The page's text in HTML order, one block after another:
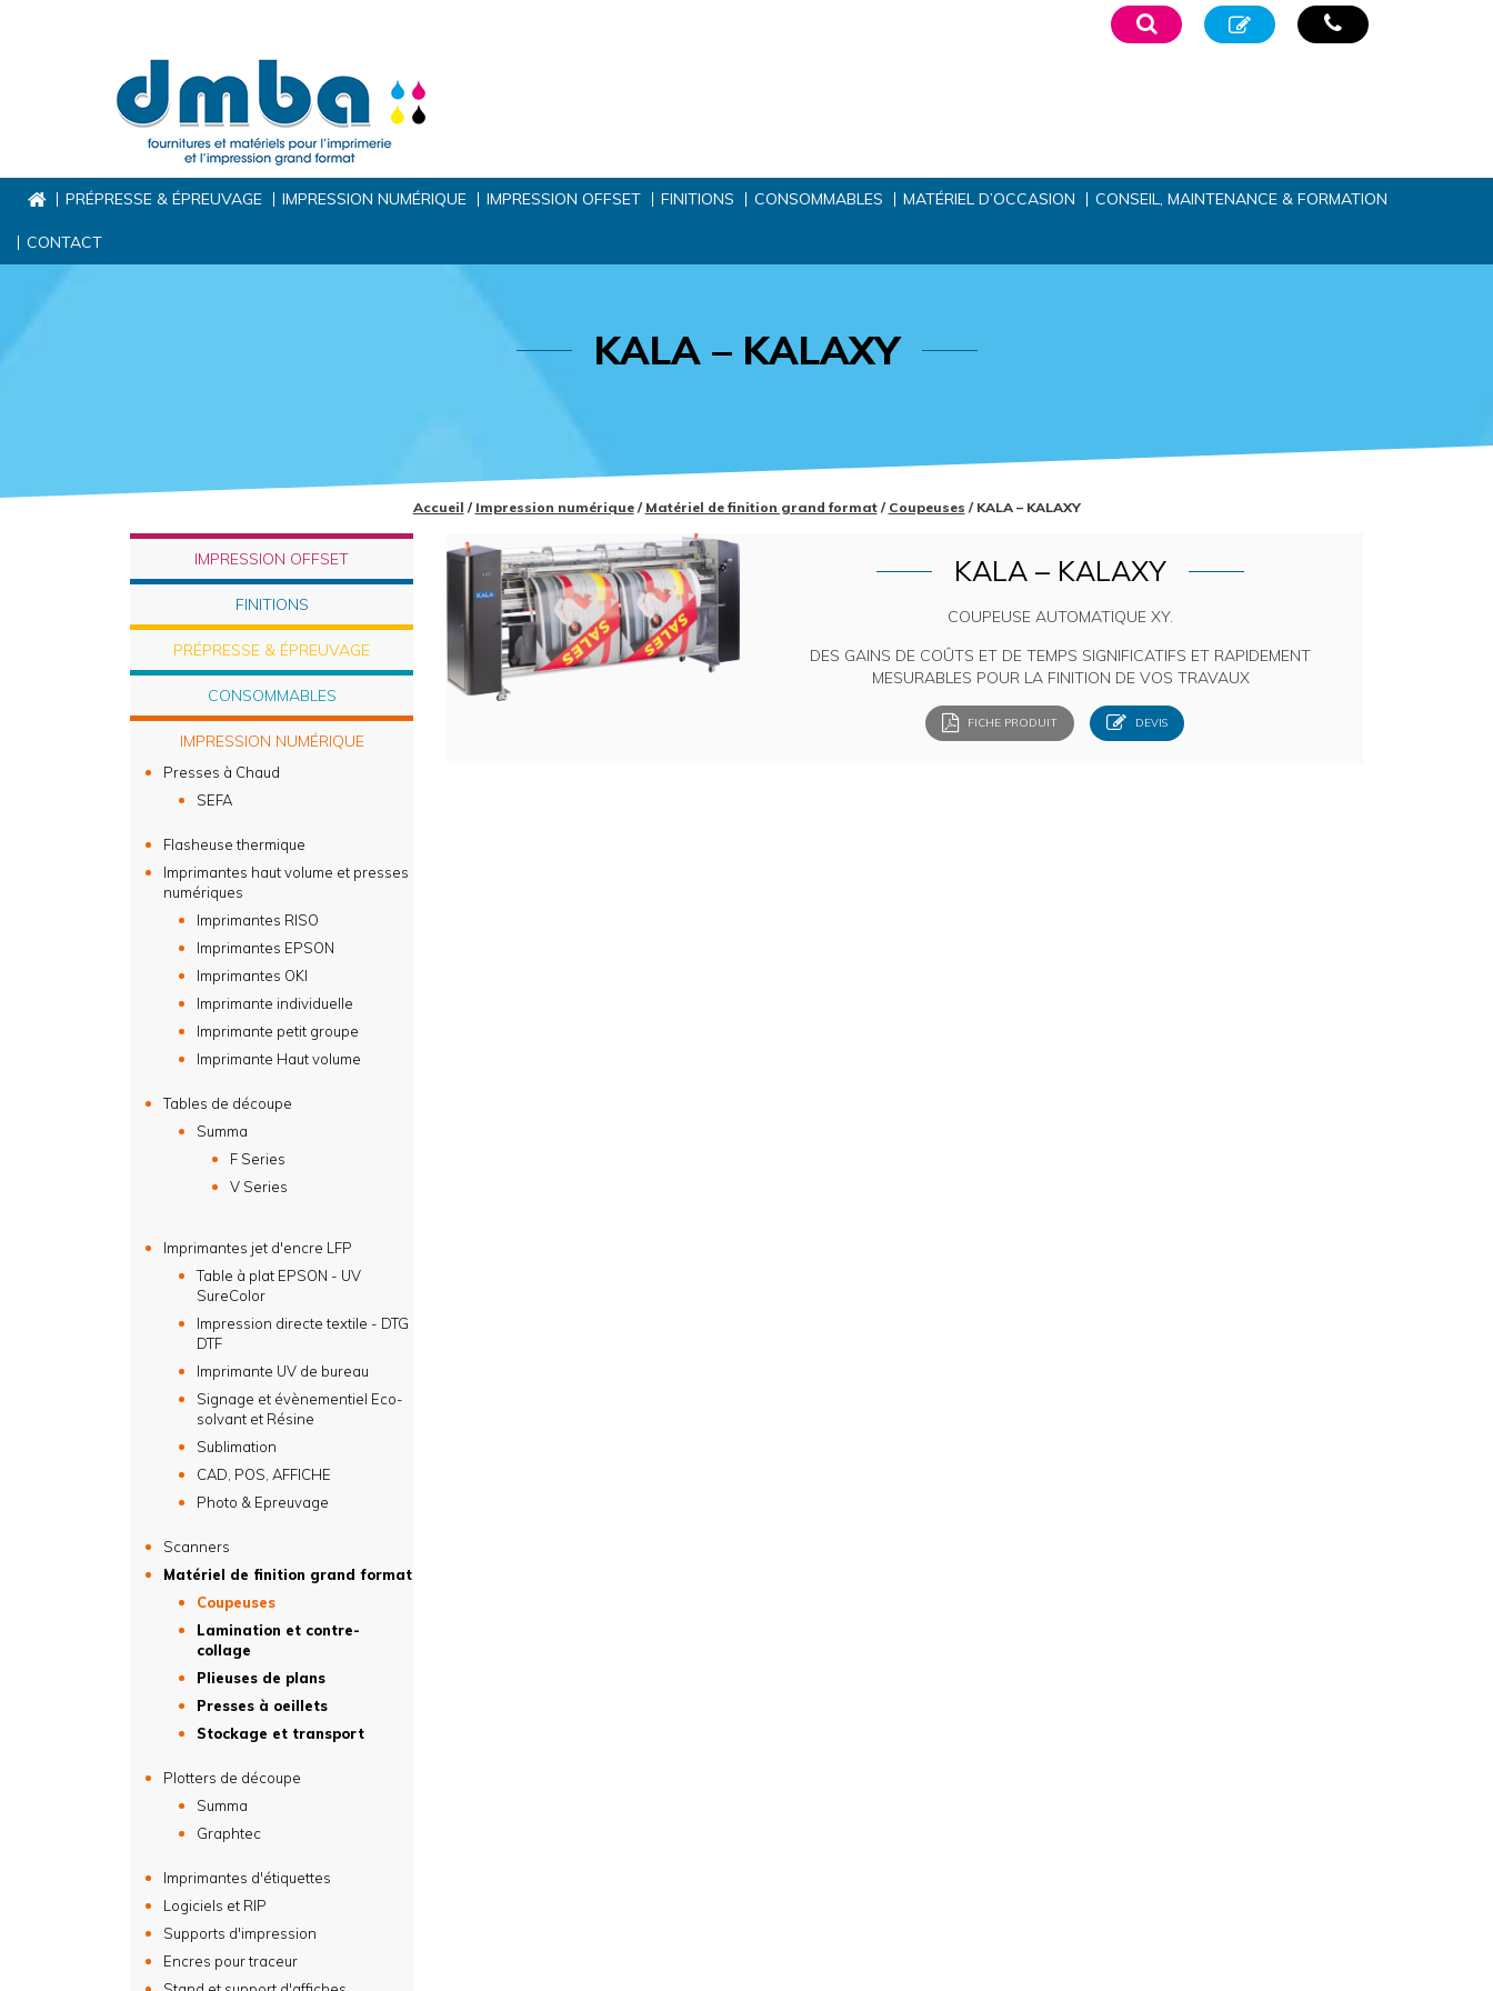
PRÉPRESSE & ÉPREUVAGE IMPRESSION NUMÉRIQUE IMPRESSION OFFSET FINITIONS CONSOMMABLES MATÉRIEL D’OCCASION CONSEIL, MAINTENANCE & FORMATION
CONTACT
KALA – KALAXY
Accueil / Impression numérique/ Matériel de finition grand format/ Coupeuses / KALA – KALAXY
KALA – KALAXY
COUPEUSE AUTOMATIQUE XY.
DES GAINS DE COÛTS ET DE TEMPS SIGNIFICATIFS ET RAPIDEMENT
MESURABLES POUR LA FINITION DE VOS TRAVAUX
FICHE PRODUIT DEVIS
IMPRESSION OFFSET
FINITIONS
PRÉPRESSE & ÉPREUVAGE
CONSOMMABLES
IMPRESSION NUMÉRIQUE
Presses à Chaud
SEFA
Flasheuse thermique
Imprimantes haut volume et presses
numériques
Imprimantes RISO
Imprimantes EPSON
Imprimantes OKI
Imprimante individuelle
Imprimante petit groupe
Imprimante Haut volume
Tables de découpe
Summa
F Series
V Series
Imprimantes jet d'encre LFP
Table à plat EPSON - UV
SureColor
Impression directe textile - DTG
DTF
Imprimante UV de bureau
Signage et évènementiel Eco-
solvant et Résine
Sublimation
CAD, POS, AFFICHE
Photo & Epreuvage
Scanners
Matériel de finition grand format
Coupeuses
Lamination et contre-
collage
Plieuses de plans
Presses à oeillets
Stockage et transport
Plotters de découpe
Summa
Graphtec
Imprimantes d'étiquettes
Logiciels et RIP
Supports d'impression
Encres pour traceur